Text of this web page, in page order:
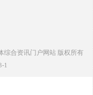
综合资讯门户网站版权所有
1